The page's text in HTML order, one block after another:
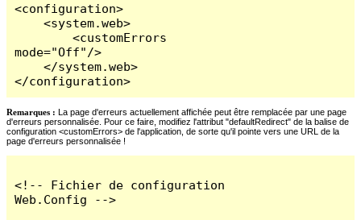
<configuration>
    <system.web>
        <customErrors
mode="Off"/>
    </system.web>
</configuration>
Remarques : La page d'erreurs actuellement affichée peut être remplacée par une page
d'erreurs personnalisée. Pour ce faire, modifiez l'attribut "defaultRedirect" de la balise de
configuration <customErrors> de l'application, de sorte qu'il pointe vers une URL de la
page d'erreurs personnalisée !
<!-- Fichier de configuration
Web.Config -->